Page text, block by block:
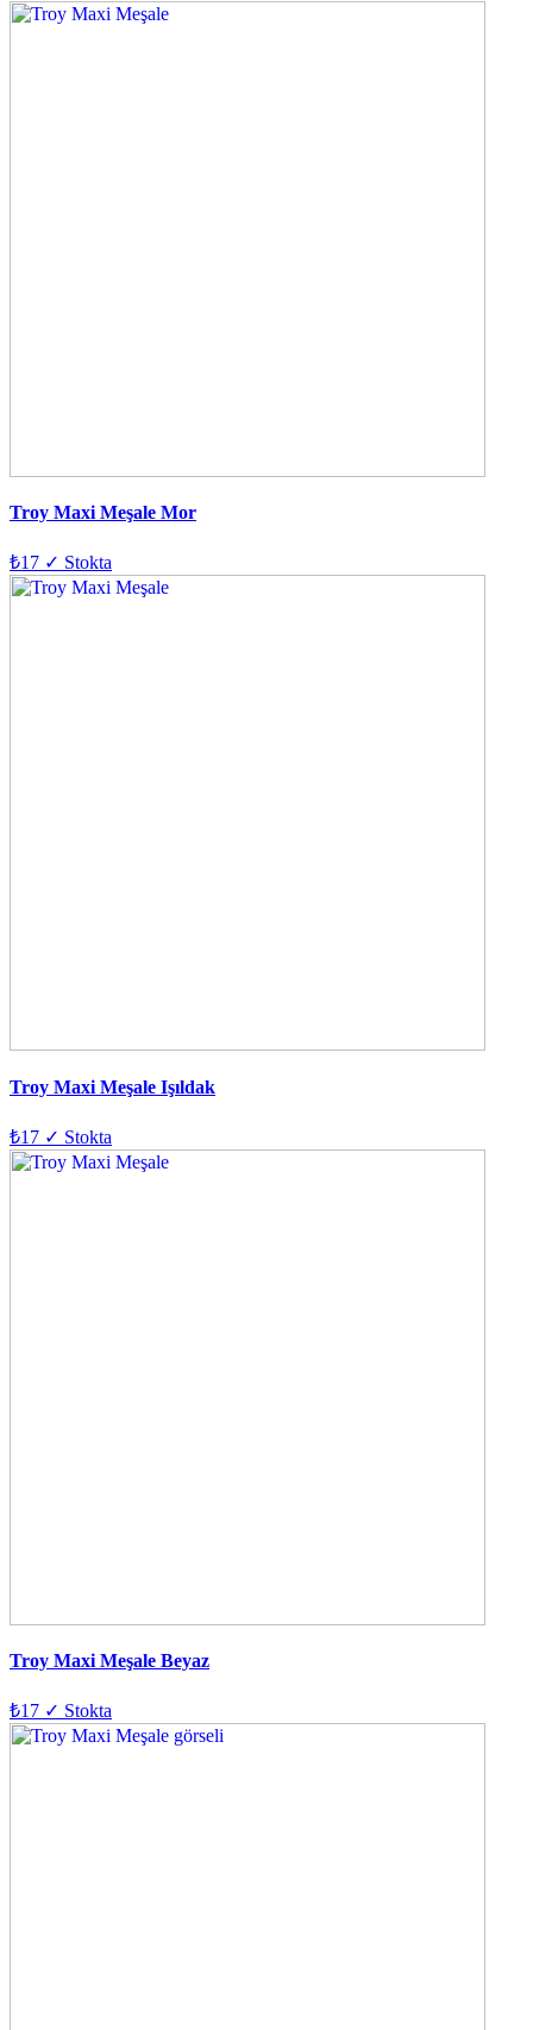
Troy Maxi Meşale Mor
₺17 ✓ Stokta
Troy Maxi Meşale Işıldak
₺17 ✓ Stokta
Troy Maxi Meşale Beyaz
₺17 ✓ Stokta